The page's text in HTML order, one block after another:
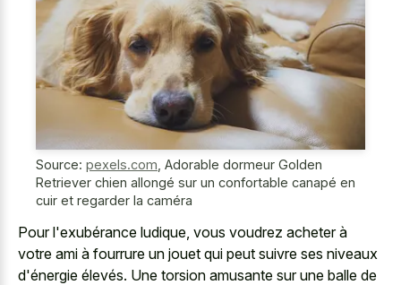
Source: pexels.com Adorable dormeur Golden
Retriever chien allongé sur un confortable canapé en
cuir et regarder la caméra
Pour l'exubérance ludique, vous voudrez acheter à
votre ami à fourrure un jouet qui peut suivre ses niveaux
d'énergie élevés. Une torsion amusante sur une balle de